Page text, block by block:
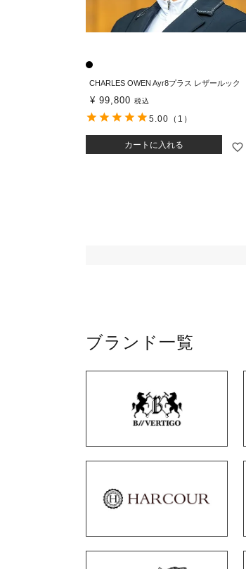
CHARLES OWEN Ayr8プラス レザールック
¥ 99,800 税込
カートに入れる
5.00 （1）
ブランド一覧